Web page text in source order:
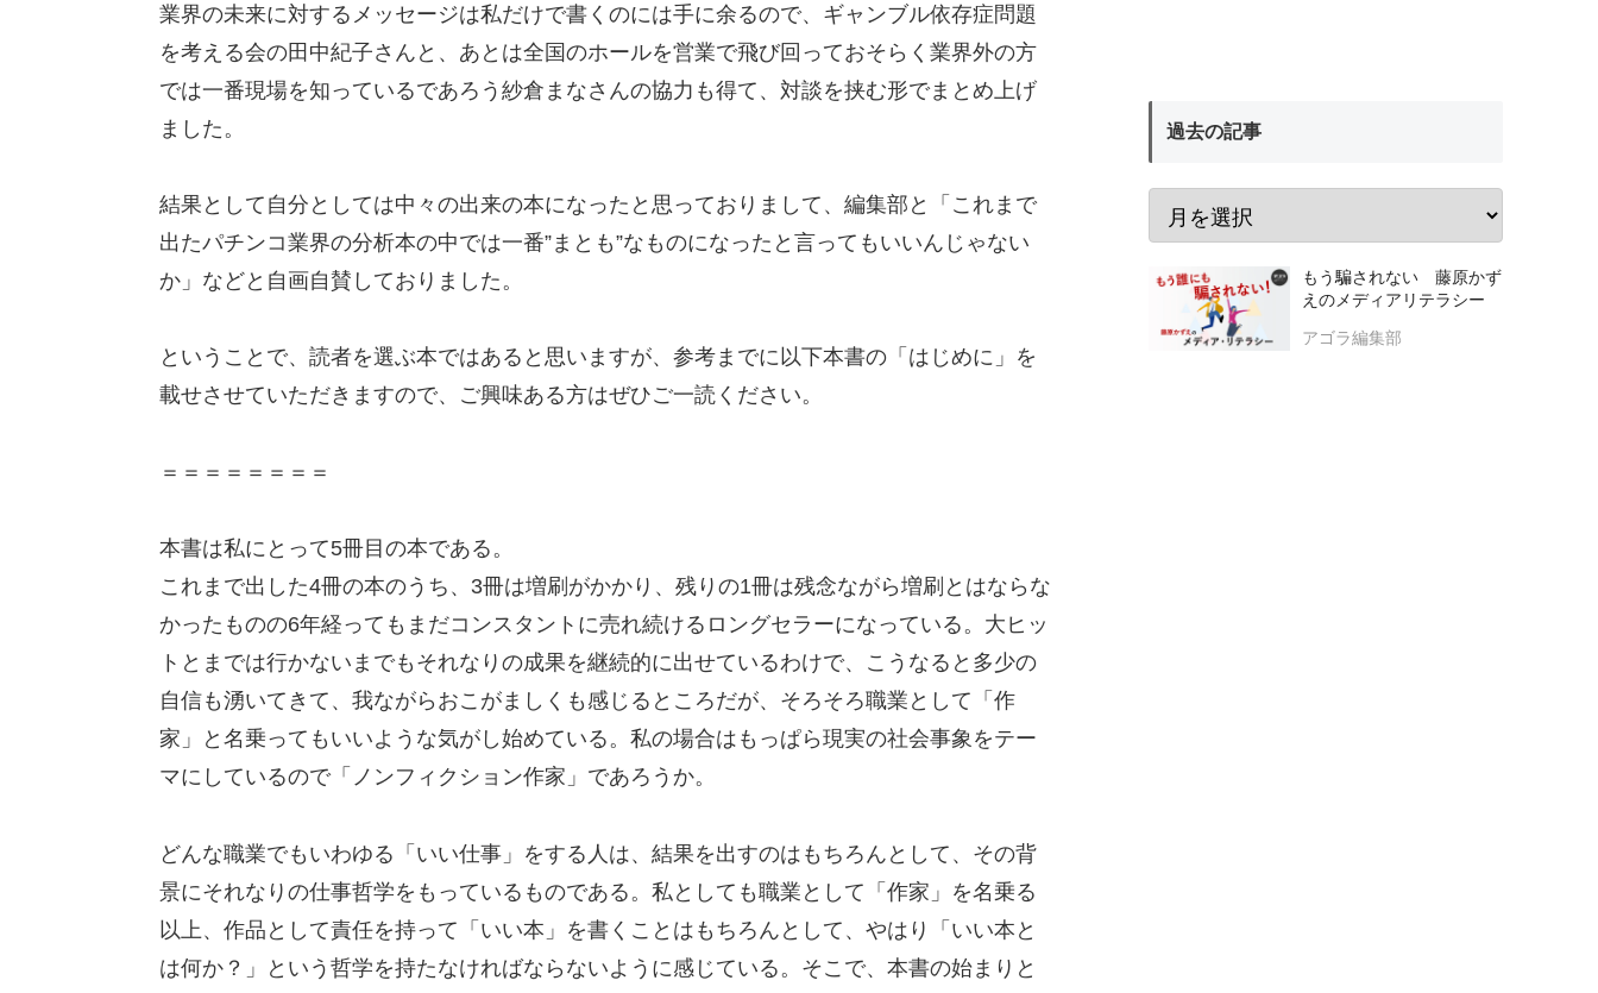
業界の未来に対するメッセージは私だけで書くのには手に余るので、ギャンブル依存症問題
を考える会の田中紀子さんと、あとは全国のホールを営業で飛び回っておそらく業界外の方
では一番現場を知っているであろう紗倉まなさんの協力も得て、対談を挟む形でまとめ上げ
ました。
結果として自分としては中々の出来の本になったと思っておりまして、編集部と「これまで
出たパチンコ業界の分析本の中では一番”まとも”なものになったと言ってもいいんじゃない
か」などと自画自賛しておりました。
ということで、読者を選ぶ本ではあると思いますが、参考までに以下本書の「はじめに」を
載せさせていただきますので、ご興味ある方はぜひご一読ください。
＝＝＝＝＝＝＝＝
本書は私にとって5冊目の本である。
これまで出した4冊の本のうち、3冊は増刷がかかり、残りの1冊は残念ながら増刷とはならな
かったものの6年経ってもまだコンスタントに売れ続けるロングセラーになっている。大ヒッ
トとまでは行かないまでもそれなりの成果を継続的に出せているわけで、こうなると多少の
自信も湧いてきて、我ながらおこがましくも感じるところだが、そろそろ職業として「作
家」と名乗ってもいいような気がし始めている。私の場合はもっぱら現実の社会事象をテー
マにしているので「ノンフィクション作家」であろうか。
どんな職業でもいわゆる「いい仕事」をする人は、結果を出すのはもちろんとして、その背
景にそれなりの仕事哲学をもっているものである。私としても職業として「作家」を名乗る
以上、作品として責任を持って「いい本」を書くことはもちろんとして、やはり「いい本と
は何か？」という哲学を持たなければならないように感じている。そこで、本書の始まりと
過去の記事
もう騙されない 藤原かず
えのメディアリテラシー
アゴラ編集部